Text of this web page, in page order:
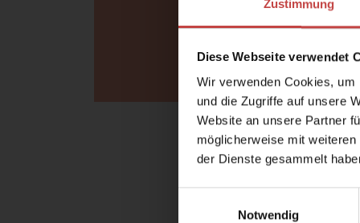
Zustimmung
Diese Webseite verwendet
Wir verwenden Cookies,
und die Zugriffe auf unsere
Website an unsere Partner
möglicherweise mit
der Dienste gesammelt
Notwendig
Arrival